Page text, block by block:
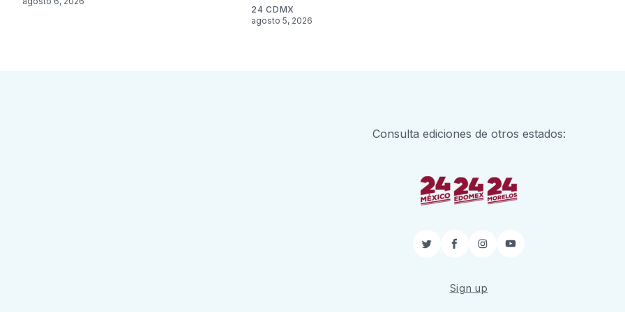
24 CDMX
agosto 5, 2026
Consulta ediciones de otros estados:
TwitterFacebook
InstagramYouTube
Sign up